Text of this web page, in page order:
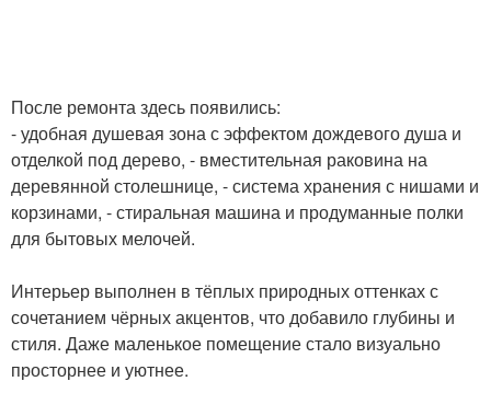
После ремонта здесь появились:
- удобная душевая зона с эффектом дождевого душа и
отделкой под дерево, - вместительная раковина на
деревянной столешнице, - система хранения с нишами и
корзинами, - стиральная машина и продуманные полки
для бытовых мелочей.
Интерьер выполнен в тёплых природных оттенках с
сочетанием чёрных акцентов, что добавило глубины и
стиля. Даже маленькое помещение стало визуально
просторнее и уютнее.